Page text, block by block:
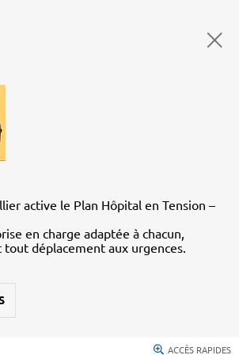
active le Plan Hôpital en Tension –
en charge adaptée à chacun,
tout déplacement aux urgences.
ACCÈS RAPIDES